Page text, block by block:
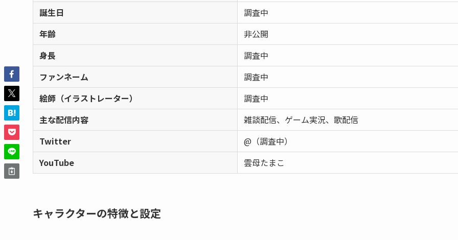
誕生日
調査中
年齢
非公開
身長
調査中
ファンネーム
調査中
絵師（イラストレーター）
調査中
主な配信内容
雑談配信、ゲーム実況、歌配信
Twitter
@（調査中）
YouTube
雲母たまこ
キャラクターの特徴と設定